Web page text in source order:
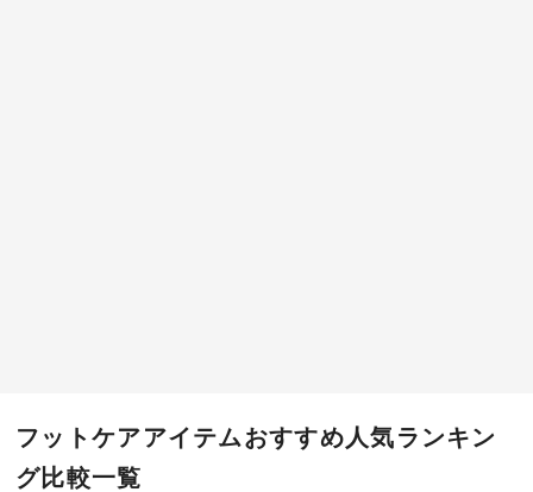
フットケアアイテムおすすめ人気ランキン
グ比較一覧